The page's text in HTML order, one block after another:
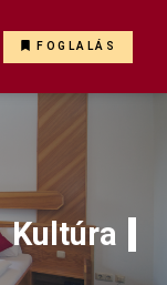
FOGLALÁS
Kultúra